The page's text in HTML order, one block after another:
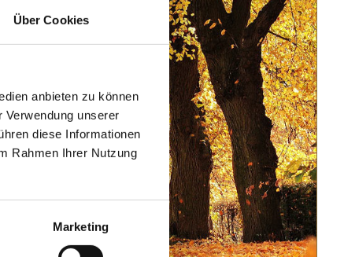
Über Cookies
anbieten zu können
unserer
diese Informationen
Rahmen Ihrer Nutzung
Marketing